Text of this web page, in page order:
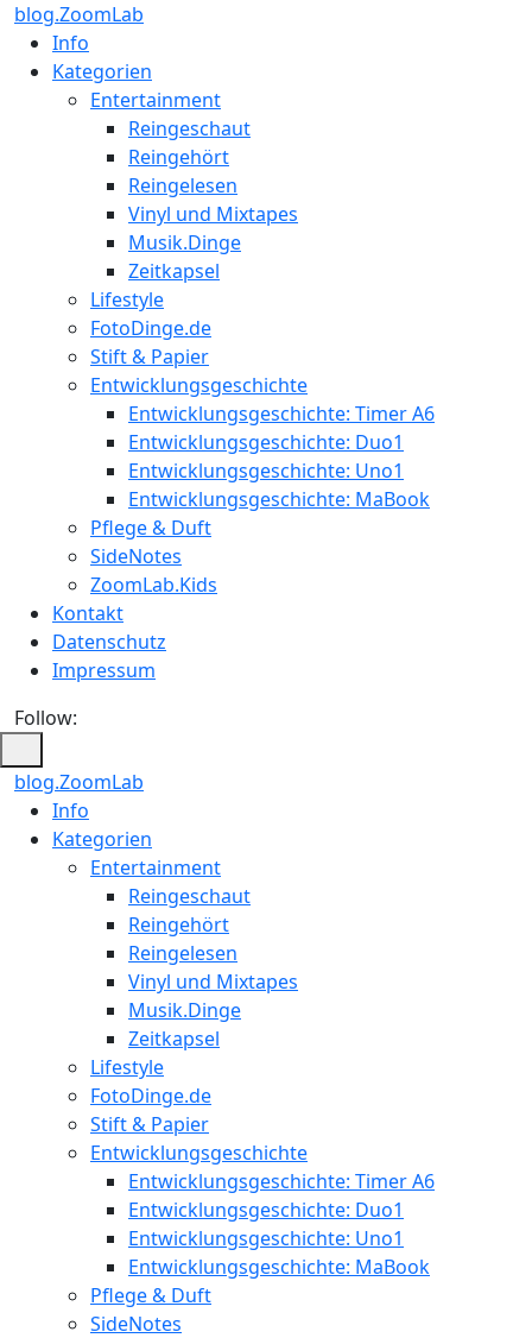
blog.ZoomLab
Info
Kategorien
Entertainment
Reingeschaut
Reingehört
Reingelesen
Vinyl und Mixtapes
Musik.Dinge
Zeitkapsel
Lifestyle
FotoDinge.de
Stift & Papier
Entwicklungsgeschichte
Entwicklungsgeschichte: Timer A6
Entwicklungsgeschichte: Duo1
Entwicklungsgeschichte: Uno1
Entwicklungsgeschichte: MaBook
Pflege & Duft
SideNotes
ZoomLab.Kids
Kontakt
Datenschutz
Impressum
Follow:
blog.ZoomLab
ZoomLab
//
Info
Kategorien
Entertainment
Reingeschaut
Reingehört
Reingelesen
Vinyl und Mixtapes
Musik.Dinge
Zeitkapsel
Lifestyle
FotoDinge.de
Stift & Papier
Entwicklungsgeschichte
Entwicklungsgeschichte: Timer A6
Entwicklungsgeschichte: Duo1
Entwicklungsgeschichte: Uno1
Entwicklungsgeschichte: MaBook
Pflege & Duft
SideNotes